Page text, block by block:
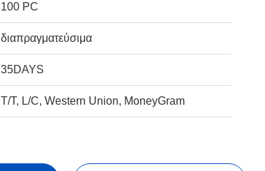
100 PC
διαπραγματεύσιμα
35DAYS
T/T, L/C, Western Union, MoneyGram